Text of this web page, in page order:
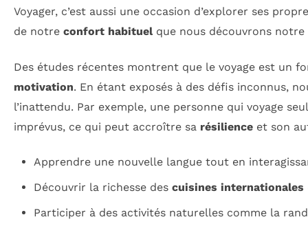
Voyager, c’est aussi une occasion d’explorer ses
de notre confort habituelque nous découvrons
Des études récentes montrent que le voyage est un
motivation. En étant exposés à des défis inconnus,
l’inattendu. Par exemple, une personne qui voyage
imprévus, ce qui peut accroître sa résilience et son
Apprendre une nouvelle langue tout en
Découvrir la richesse des cuisines internationales
Participer à des activités naturelles comme la